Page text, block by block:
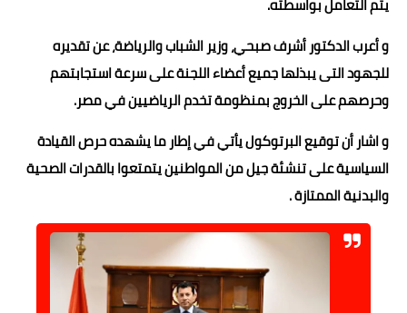
و أعرب الدكتور أشرف صبحي، وزير الشباب والرياضة، عن تقديره
للجهود التى يبذلها جميع أعضاء اللجنة على سرعة استجابتهم
وحرصهم على الخروج بمنظومة تخدم الرياضيين في مصر.
و اشار أن توقيع البرتوكول يأتي في إطار ما يشهده حرص القيادة
السياسية على تنشئة جيل من المواطنين يتمتعوا بالقدرات الصحية
والبدنية الممتازة .